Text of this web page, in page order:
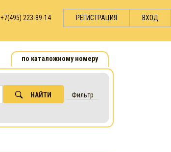
+7(495) 223-89-14 РЕГИСТРАЦИЯ ВХОД
по каталожному номеру
НАЙТИ Фильтр